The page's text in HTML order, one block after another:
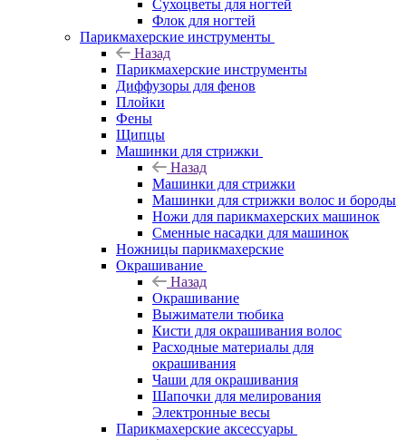
Сухоцветы для ногтей
Флок для ногтей
Парикмахерские инструменты
Назад
Парикмахерские инструменты
Диффузоры для фенов
Плойки
Фены
Щипцы
Машинки для стрижки
Назад
Машинки для стрижки
Машинки для стрижки волос и бороды
Ножи для парикмахерских машинок
Сменные насадки для машинок
Ножницы парикмахерские
Окрашивание
Назад
Окрашивание
Выжиматели тюбика
Кисти для окрашивания волос
Расходные материалы для
окрашивания
Чаши для окрашивания
Шапочки для мелирования
Электронные весы
Парикмахерские аксессуары